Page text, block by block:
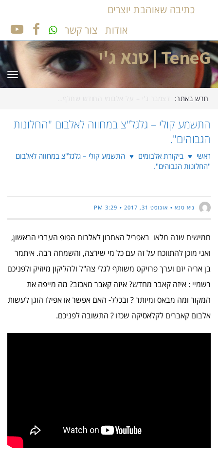
כתיבה שאוהבת יוצרים
אודות
צור קשר
TeneG | טנא ג'י
חדש באתר:
התשמע קולי – גלגל"צ במחווה לאלבום "החלונות
הגבוהים".
ראשי ♥ ביקורת אלבומים ♥ התשמע קולי – גלגל"צ במחווה לאלבום
"החלונות הגבוהים".
גיא טנא אוגוסט 31, 2017 3:29 PM
חמישים שנה מלאו באפריל האחרון לאלבום הפופ העברי הראשון,
ואני מוכן להתווכח על זה עם כל מי שירצה, והשמחה רבה. איתמר
בן אריה יזם וערך פרויקט משותף לגלי צה"ל ולהליקון מיוזיק ולפניכם
רשמיי : איזה קאבר מחדש? איזה קאבר מאכזב? מה מייפה את
המקור ומה מבאס ומיותר ? ובכלל- האם אפשר או אפילו הוגן לעשות
אלבום קאברים לקלאסיקה שכזו ? התשובה לפניכם.